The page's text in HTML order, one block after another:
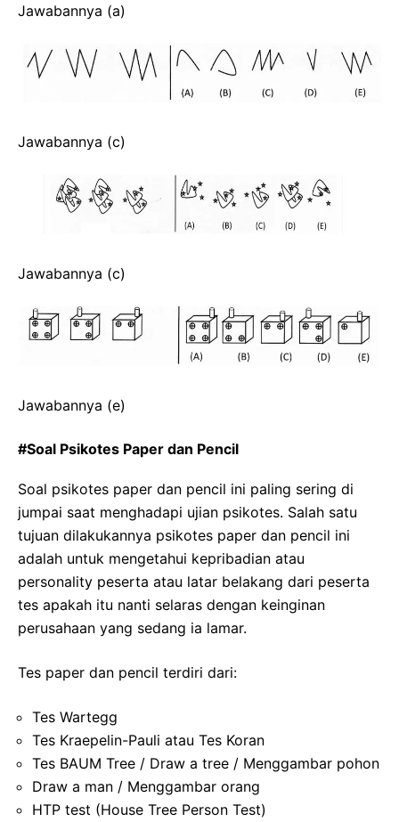
Jawabannya (a)
Jawabannya (c)
Jawabannya (c)
Jawabannya (e)
#Soal Psikotes Paper dan Pencil
Soal psikotes paper dan pencil ini paling sering di
jumpai saat menghadapi ujian psikotes. Salah satu
tujuan dilakukannya psikotes paper dan pencil ini
adalah untuk mengetahui kepribadian atau
personality peserta atau latar belakang dari peserta
tes apakah itu nanti selaras dengan keinginan
perusahaan yang sedang ia lamar.
Tes paper dan pencil terdiri dari:
Tes Wartegg
Tes Kraepelin-Pauli atau Tes Koran
Tes BAUM Tree / Draw a tree / Menggambar pohon
Draw a man / Menggambar orang
HTP test (House Tree Person Test)